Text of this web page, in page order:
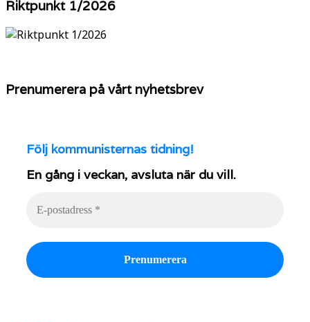
Riktpunkt 1/2026
Prenumerera på vårt nyhetsbrev
Följ kommunisternas tidning!
En gång i veckan, avsluta när du vill.